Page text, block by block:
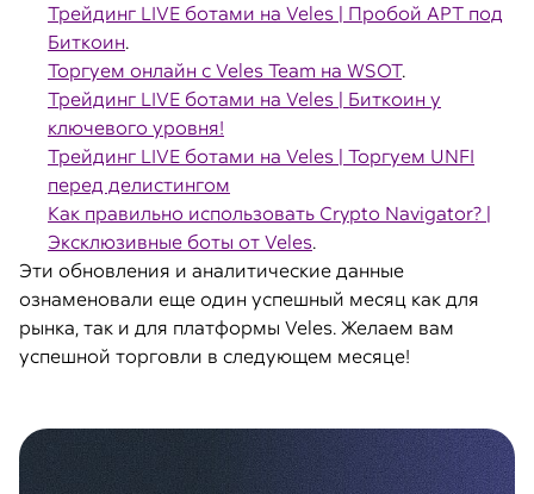
Трейдинг LIVE ботами на Veles | Пробой APT под
Биткоин.
Торгуем онлайн с Veles Team на WSOT.
Трейдинг LIVE ботами на Veles | Биткоин у
ключевого уровня!
Трейдинг LIVE ботами на Veles | Торгуем UNFI
перед делистингом
Как правильно использовать Crypto Navigator? |
Эксклюзивные боты от Veles.
Эти обновления и аналитические данные
ознаменовали еще один успешный месяц как для
рынка, так и для платформы Veles. Желаем вам
успешной торговли в следующем месяце!